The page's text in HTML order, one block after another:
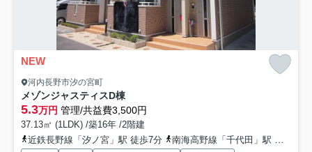
NEW
河内長野市汐の宮町
メゾンジャスティスD棟
5.3万円 管理/共益費3,500円
37.13㎡ (1LDK) /築16年 /2階建
近鉄長野線「汐ノ宮」駅 徒歩7分
南海高野線「千代田」駅 徒歩22分